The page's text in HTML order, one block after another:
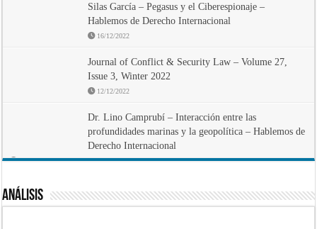
Silas García – Pegasus y el Ciberespionaje –
Hablemos de Derecho Internacional
16/12/2022
Journal of Conflict & Security Law – Volume 27,
Issue 3, Winter 2022
12/12/2022
Dr. Lino Camprubí – Interacción entre las
profundidades marinas y la geopolítica – Hablemos de
Derecho Internacional
30/11/2022
Análisis